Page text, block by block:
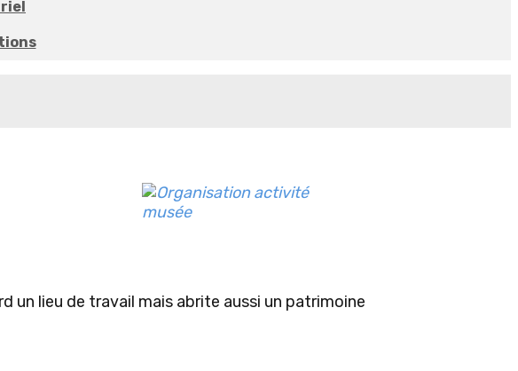
un lieu de travail mais abrite aussi un patrimoine